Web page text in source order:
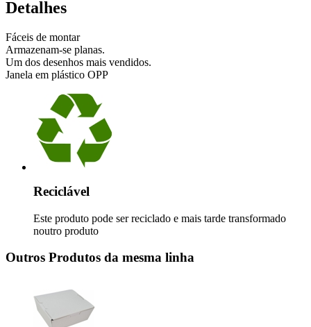
Detalhes
Fáceis de montar
Armazenam-se planas.
Um dos desenhos mais vendidos.
Janela em plástico OPP
Reciclável
Este produto pode ser reciclado e mais tarde transformado
noutro produto
Outros Produtos da mesma linha